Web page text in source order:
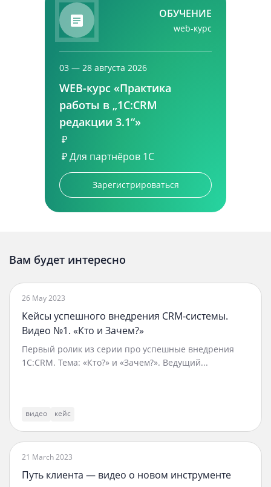
ОБУЧЕНИЕ
web-курс
03 — 28 августа 2026
WEB-курс «Практика
работы в „1С:CRM
редакции 3.1“»
₽
₽Для партнёров 1С
Зарегистрироваться
Вам будет интересно
26 May 2023
Кейсы успешного внедрения CRM‑системы.
Видео №1. «Кто и Зачем?»
Первый ролик из серии про успешные внедрения
1C:CRM. Тема: «Кто?» и «Зачем?». Ведущий...
видео кейс
21 March 2023
Путь клиента — видео о новом инструменте